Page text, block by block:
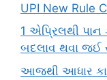
UPI New Rule
1 એપ્રિલથી પાન
બદલાવ થવા જઈ
આજથી આધાર